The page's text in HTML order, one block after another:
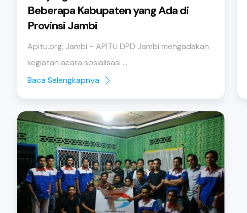
Beberapa Kabupaten yang Ada di
Provinsi Jambi
Apitu.org, Jambi ~ APITU DPD Jambi mengadakan
kegiatan acara sosialisasi ...
Baca Selengkapnya